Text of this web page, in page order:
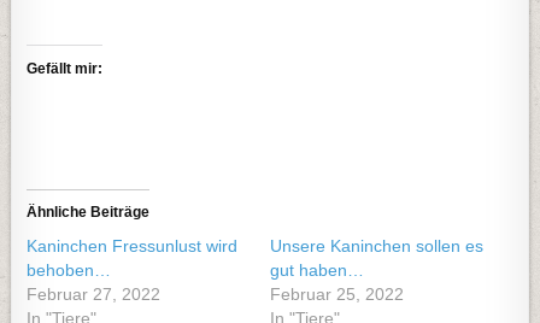
Gefällt mir:
Ähnliche Beiträge
Kaninchen Fressunlust wird
behoben…
Februar 27, 2022
In "Tiere"
Unsere Kaninchen sollen es
gut haben…
Februar 25, 2022
In "Tiere"